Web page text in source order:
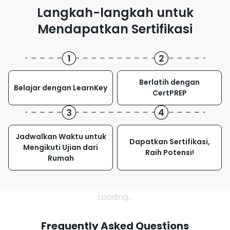
Langkah-langkah untuk
Mendapatkan Sertifikasi
Belajar dengan LearnKey
Berlatih dengan
CertPREP
Jadwalkan Waktu untuk
Mengikuti Ujian dari
Rumah
Dapatkan Sertifikasi,
Raih Potensi!
Loading...
Frequently Asked Questions